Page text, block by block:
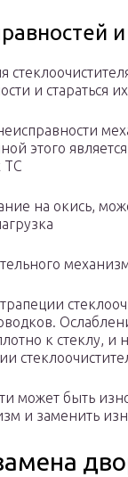
и стараться
этого
ТС
на окись,
к стеклу, и
может быть
и заменить